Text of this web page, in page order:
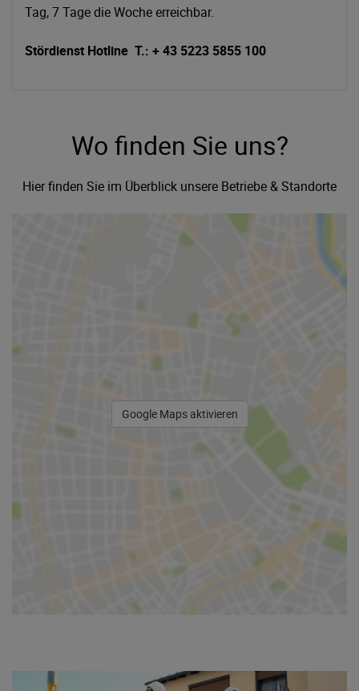
Tag, 7 Tage die Woche erreichbar.
Stördienst Hotline T.: + 43 5223 5855 100
Wo finden Sie uns?
Hier finden Sie im Überblick unsere Betriebe & Standorte
Google Maps aktivieren